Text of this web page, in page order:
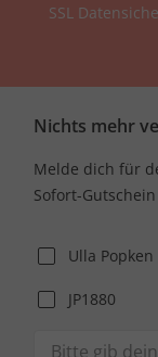
SSL
Nichts mehr
Melde dich für
Sofort-
Ulla Popken
JP1880